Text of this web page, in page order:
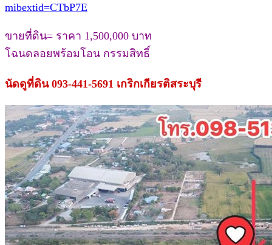
mibextid=CTbP7E
ขายที่ดิน= ราคา 1,500,000 บาท
โฉนดลอยพร้อมโอน กรรมสิทธิ์
นัดดูที่ดิน 093-441-5691 เกริกเกียรติสระบุรี